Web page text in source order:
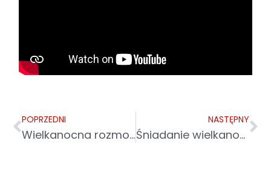
POPRZEDNI
Wielkanocna rozmowa w TVP Rzeszów
NASTĘPNY
Śniadanie wielkanocne dla uchodźców z Ukrainy